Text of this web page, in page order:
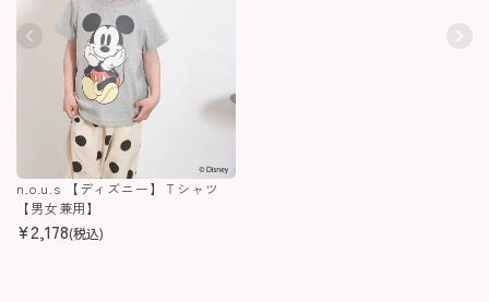
n.o.u.s 【ディズニー】Ｔシャツ
【男女兼用】
¥2,178(税込)